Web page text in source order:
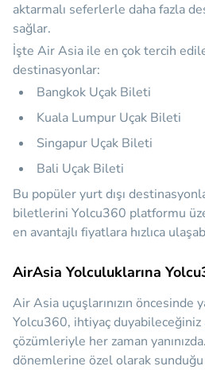
aktarmalı seferlerle daha fazla
sağlar.
İşte Air Asia ile en çok tercih
destinasyonlar:
Bangkok Uçak Bileti
Kuala Lumpur Uçak Bileti
Singapur Uçak Bileti
Bali Uçak Bileti
Bu popüler yurt dışı
biletlerini Yolcu360 platformu
en avantajlı fiyatlara hızlıca
AirAsia Yolculuklarına
Air Asia uçuşlarınızın öncesinde
Yolcu360, ihtiyaç duyabileceğiniz
çözümleriyle her zaman yanınızda.
dönemlerine özel olarak